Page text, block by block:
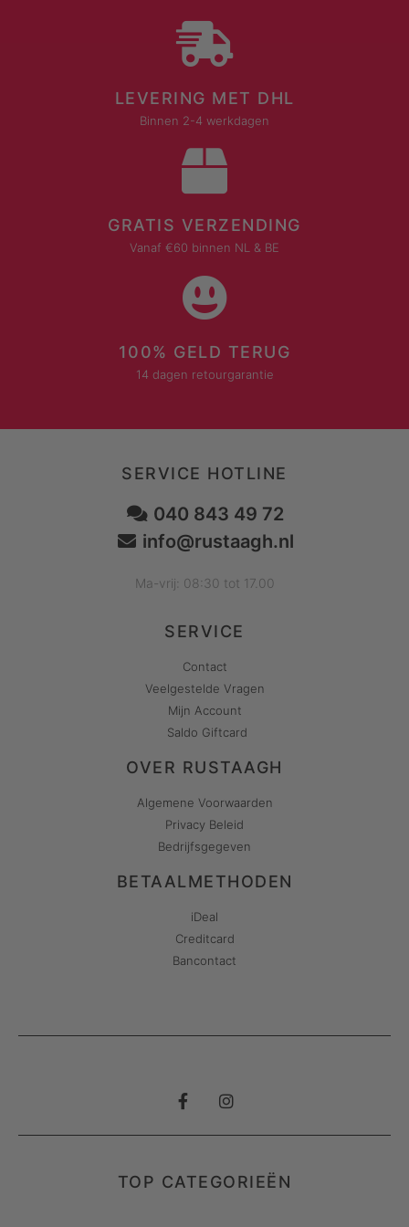
LEVERING MET DHL
Binnen 2-4 werkdagen
GRATIS VERZENDING
Vanaf €60 binnen NL & BE
100% GELD TERUG
14 dagen retourgarantie
SERVICE HOTLINE
040 843 49 72
info@rustaagh.nl
Ma-vrij: 08:30 tot 17.00
SERVICE
Contact
Veelgestelde Vragen
Mijn Account
Saldo Giftcard
OVER RUSTAAGH
Algemene Voorwaarden
Privacy Beleid
Bedrijfsgegeven
BETAALMETHODEN
iDeal
Creditcard
Bancontact
TOP CATEGORIEËN